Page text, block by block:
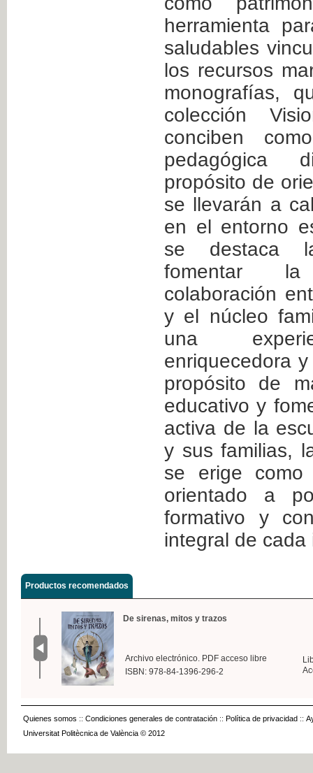
herramienta
saludables
los recursos
monografías,
colección
conciben
pedagógica
propósito de
se llevarán a
en el entorno
se destaca
fomentar
colaboración
y el núcleo
una
enriquecedora
propósito de
educativo y
activa de la
y sus familias,
se erige como
orientado a
formativo y
integral de cada
Productos recomendados
De sirenas, mitos y trazos
Archivo electrónico. PDF acceso libre
ISBN: 978-84-1396-296-2
Quienes somos :: Condiciones generales de contratación :: Política de privacidad ::
Universitat Politècnica de València © 2012